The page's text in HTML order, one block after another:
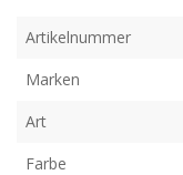
Artikelnummer
Marken
Art
Farbe